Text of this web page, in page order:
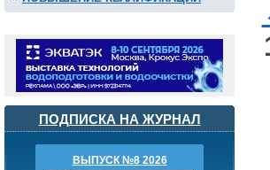
ПОДПИСКА НА ЖУРНАЛ
ВЫПУСК №8 2026